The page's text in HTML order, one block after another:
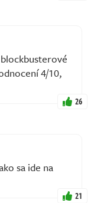
4/10,
26
sa ide na
21